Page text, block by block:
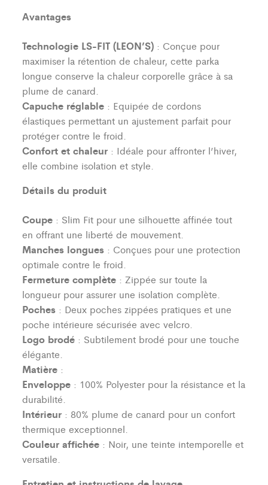
Avantages
Technologie LS-FIT (LEON’S) : Conçue pour
maximiser la rétention de chaleur, cette parka
longue conserve la chaleur corporelle grâce à sa
plume de canard.
Capuche réglable : Equipée de cordons
élastiques permettant un ajustement parfait pour
protéger contre le froid.
Confort et chaleur : Idéale pour affronter l’hiver,
elle combine isolation et style.
Détails du produit
Coupe : Slim Fit pour une silhouette affinée tout
en offrant une liberté de mouvement.
Manches longues : Conçues pour une protection
optimale contre le froid.
Fermeture complète : Zippée sur toute la
longueur pour assurer une isolation complète.
Poches : Deux poches zippées pratiques et une
poche intérieure sécurisée avec velcro.
Logo brodé : Subtilement brodé pour une touche
élégante.
Matière :
Enveloppe : 100% Polyester pour la résistance et la
durabilité.
Intérieur : 80% plume de canard pour un confort
thermique exceptionnel.
Couleur affichée : Noir, une teinte intemporelle et
versatile.